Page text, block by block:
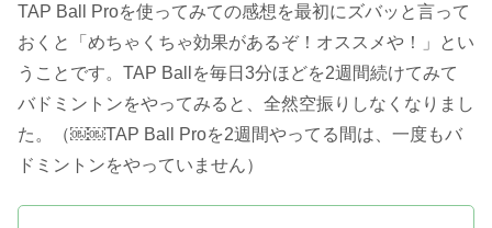
TAP Ball Proを使ってみての感想を最初にズバッと言って
おくと「めちゃくちゃ効果があるぞ！オススメや！」とい
うことです。TAP Ballを毎日3分ほどを2週間続けてみて
バドミントンをやってみると、全然空振りしなくなりまし
た。（￼￼TAP Ball Proを2週間やってる間は、一度もバ
ドミントンをやっていません）